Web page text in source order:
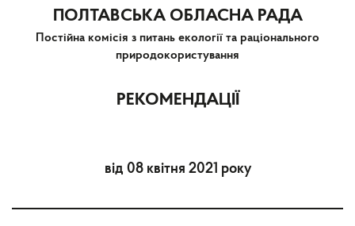
ПОЛТАВСЬКА ОБЛАСНА РАДА
Постійна комісія з питань екології та раціонального
природокористування
РЕКОМЕНДАЦІЇ
від 08 квітня 2021 року